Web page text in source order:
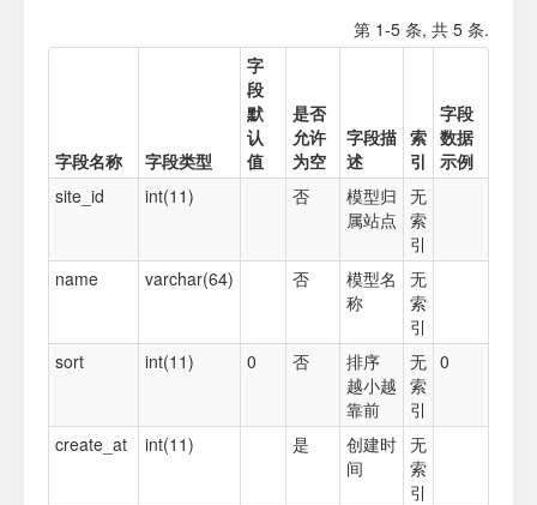
第 1-5 条, 共 5 条.
字段名称 字段类型
字
段
默
认
值
是否
允许
为空
字段描
述
索
引
字段
数据
示例
site_id
int(11) 否
模型归
属站点
无
索
引
name
varchar(64) 否
模型名
称
无
索
引
sort
int(11) 0 否
排序
越小越
靠前
无
索
引
0
create_at int(11) 是
创建时
间
无
索
引